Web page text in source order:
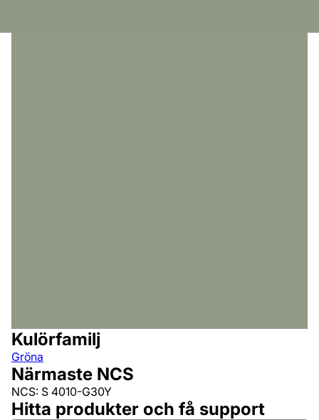
Kulörfamilj
Gröna
Närmaste NCS
NCS: S 4010-G30Y
Hitta produkter och få support